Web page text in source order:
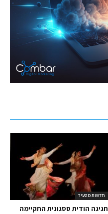
חדשות מהעיר
חגיגה הודית ססגונית התקיימה